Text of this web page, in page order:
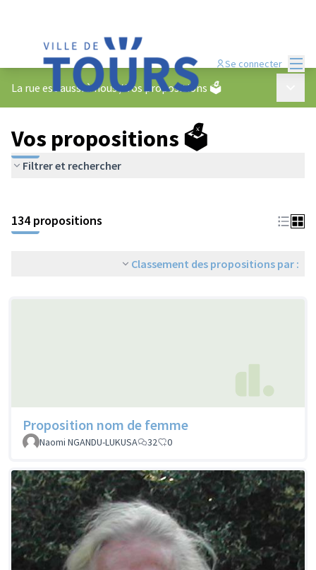
Se connecter
La rue est aussi à nous/Vos propositions 🗳️
Vos propositions 🗳️
Filtrer et rechercher
134 propositions
Classement des propositions par :
Proposition nom de femme
Naomi NGANDU-LUKUSA 32 0